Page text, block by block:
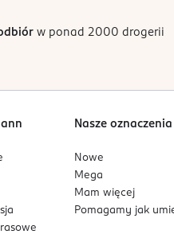
0%
w ponad 2000 drogerii
Nasze oznaczenia
Nowe
Mega
Mam więcej
Pomagamy jak